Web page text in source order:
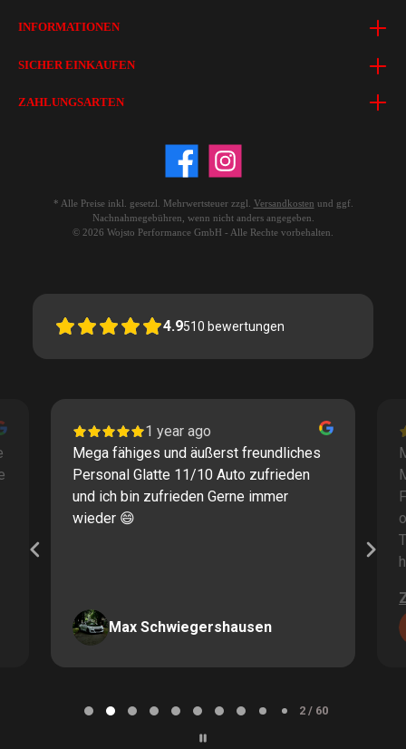
INFORMATIONEN
SICHER EINKAUFEN
ZAHLUNGSARTEN
* Alle Preise inkl. gesetzl. Mehrwertsteuer zzgl. Versandkosten und ggf.
Nachnahmegebühren, wenn nicht anders angegeben.
© 2026 Wojsto Performance GmbH - Alle Rechte vorbehalten.
4.9510 bewertungen
1 year ago
Mega fähiges und äußerst freundliches
Personal Glatte 11/10 Auto zufrieden
und ich bin zufrieden Gerne immer
wieder 😄
Max Schwiegershausen
2 / 60